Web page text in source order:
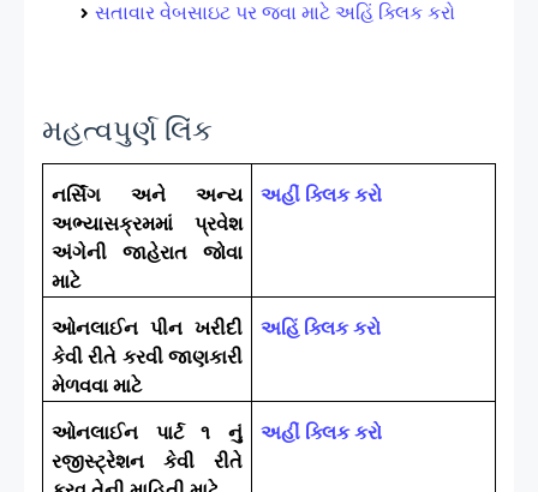
સતાવાર વેબસાઇટ પર જવા માટે અહિં ક્લિક કરો
મહત્વપુર્ણ લિંક
નર્સિંગ અને અન્ય
અભ્યાસક્રમમાં પ્રવેશ
અંગેની જાહેરાત જોવા
માટે
અહીં ક્લિક કરો
ઓનલાઈન પીન ખરીદી
કેવી રીતે કરવી જાણકારી
મેળવવા માટે
અહિં ક્લિક કરો
ઓનલાઈન પાર્ટ ૧ નું
રજીસ્ટ્રેશન કેવી રીતે
અહીં ક્લિક કરો